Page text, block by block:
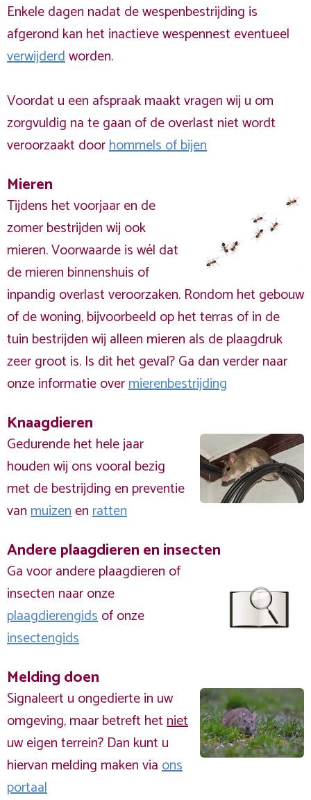
Enkele dagen nadat de wespenbestrijding is
afgerond kan het inactieve wespennest eventueel
verwijderdworden.
Voordat u een afspraak maakt vragen wij u om
zorgvuldig na te gaan of de overlast niet wordt
veroorzaakt doorhommels of bijen
Mieren
Tijdens het voorjaar en de
zomer bestrijden wij ook
mieren. Voorwaarde is wél dat
de mieren binnenshuis of
inpandig overlast veroorzaken. Rondom het gebouw
of de woning, bijvoorbeeld op het terras of in de
tuin bestrijden wij alleen mieren als de plaagdruk
zeer groot is. Is dit het geval? Ga dan verder naar
onze informatie overmierenbestrijding
Knaagdieren
Gedurende het hele jaar
houden wij ons vooral bezig
met de bestrijding en preventie
vanmuizenenratten
Andere plaagdieren en insecten
Ga voor andere plaagdieren of
insecten naar onze
plaagdierengidsof onze
insectengids
Melding doen
Signaleert u ongedierte in uw
omgeving, maar betreft hetniet
uw eigen terrein? Dan kunt u
hiervan melding maken viaons
portaal